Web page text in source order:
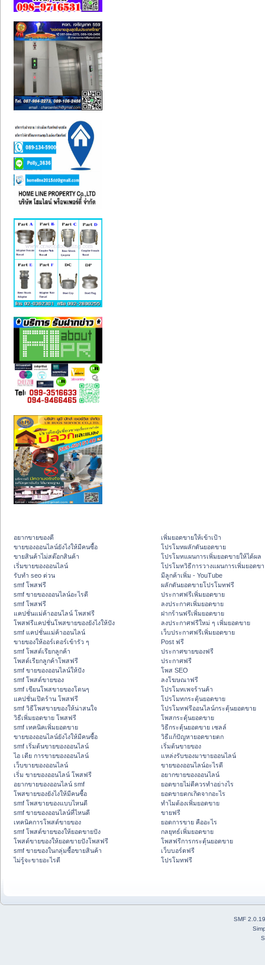
อยากขายของดี
ขายของออนไลน์ยังไงให้มีคนซื้อ
ขายสินค้าไม่สต๊อกสินค้า
เริ่มขายของออนไลน์
รับทำ seo ด่วน
smf โพสฟรี
smf ขายของออนไลน์อะไรดี
smf โพสฟรี
แคปชั่นแม่ค้าออนไลน์ โพสฟรี
โพสฟรีแคปชั่นโพสขายของยังไงให้ปัง
smf แคปชั่นแม่ค้าออนไลน์
ขายของให้ออร์เดอร์เข้ารัว ๆ
smf โพสต์เรียกลูกค้า
โพสต์เรียกลูกค้าโพสฟรี
smf ขายของออนไลน์ให้ปัง
smf โพสต์ขายของ
smf เขียนโพสขายของโดนๆ
แคปชั่นเปิดร้าน โพสฟรี
smf วิธีโพสขายของให้น่าสนใจ
วิธีเพิ่มยอดขาย โพสฟรี
smf เทคนิคเพิ่มยอดขาย
ขายของออนไลน์ยังไงให้มีคนซื้อ
smf เริ่มต้นขายของออนไลน์
ไอ เดีย การขายของออนไลน์
เว็บขายของออนไลน์
เริ่ม ขายของออนไลน์ โพสฟรี
อยากขายของออนไลน์ smf
โพสขายของยังไงให้มีคนซื้อ
smf โพสขายของแบบไหนดี
smf ขายของออนไลน์ที่ไหนดี
เทคนิคการโพสต์ขายของ
smf โพสต์ขายของให้ยอดขายปัง
โพสต์ขายของให้ยอดขายปังโพสฟรี
smf ขายของในกลุ่มซื้อขายสินค้า
ไม่รู้จะขายอะไรดี
เพิ่มยอดขายให้เข้าเป้า
โปรโมทผลักดันยอดขาย
โปรโมทแผนการเพิ่มยอดขายให้ได้ผล
โปรโมทวิธีการวางแผนการเพิ่มยอดข
มีลูกค้าเพิ่ม - YouTube
ผลักดันยอดขายโปรโมทฟรี
ประกาศฟรีเพิ่มยอดขาย
ลงประกาศเพิ่มยอดขาย
ฝากร้านฟรีเพิ่มยอดขาย
ลงประกาศฟรีใหม่ ๆ เพิ่มยอดขาย
เว็บประกาศฟรีเพิ่มยอดขาย
Post ฟรี
ประกาศขายของฟรี
ประกาศฟรี
โพส SEO
ลงโฆษณาฟรี
โปรโมทเพจร้านค้า
โปรโมทกระตุ้นยอดขาย
โปรโมทฟรีออนไลน์กระตุ้นยอดขาย
โพสกระตุ้นยอดขาย
วิธีกระตุ้นยอดขาย เซลล์
วิธีแก้ปัญหายอดขายตก
เริ่มต้นขายของ
แหล่งรับของมาขายออนไลน์
ขายของออนไลน์อะไรดี
อยากขายของออนไลน์
ยอดขายไม่ดีควรทำอย่างไร
ยอดขายตกเกิดจากอะไร
ทำไมต้องเพิ่มยอดขาย
ขายฟรี
ยอดการขาย คืออะไร
กลยุทธ์เพิ่มยอดขาย
โพสฟรีการกระตุ้นยอดขาย
เว็บบอร์ดฟรี
โปรโมทฟรี
SMF 2.0.19